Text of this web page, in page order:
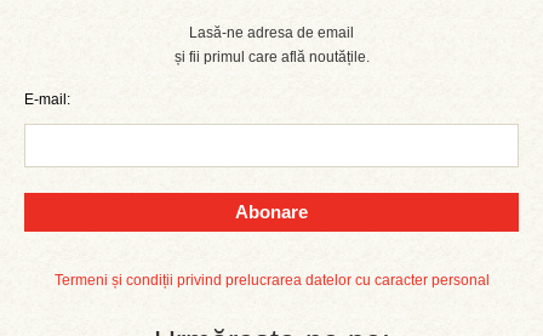
Lasă-ne adresa de email
și fii primul care află noutățile.
E-mail:
Abonare
Termeni și condiții privind prelucrarea datelor cu caracter personal